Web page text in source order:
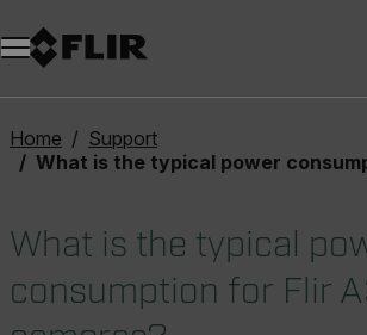
Home
Support
What is the typical power consumption for Flir A3xx series
What is the typical
consumption for Flir